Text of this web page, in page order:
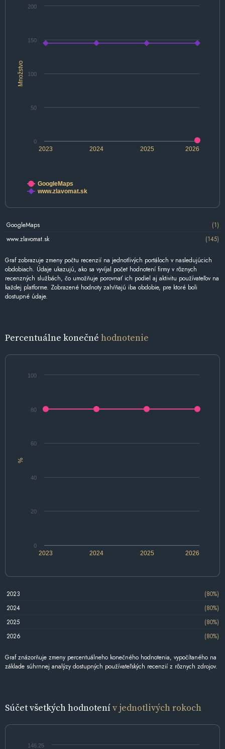
Množstvo
2024 2026
2023 2025
0
50
100
150
200
GoogleMaps
www.zlavomat.sk
GoogleMaps
(1)
www.zlavomat.sk
(145)
Graf zobrazuje zmeny počtu recenzií na jednotlivých portáloch v nasledujúcich
obdobiach. Údaje ukazujú, ako sa vyvíjal počet hodnotení firmy v rôznych
recenzných službách, čo umožňuje porovnať ich podiel aj aktivitu používateľov na
každej platforme. Zobrazené hodnoty zahŕňajú iba obdobie, pre ktoré boli
dostupné údaje.
Percentuálne konečné hodnotenie
%
2024 2026
2023 2025
0
20
40
60
80
100
2023
(80%)
2024
(80%)
2025
(80%)
2026
(80%)
Graf znázorňuje zmeny percentuálneho konečného hodnotenia, vypočítaného na
základe súhrnnej analýzy dostupných používateľských recenzií z rôznych zdrojov.
Súčet všetkých hodnotenív jednotlivých rokoch
146.25